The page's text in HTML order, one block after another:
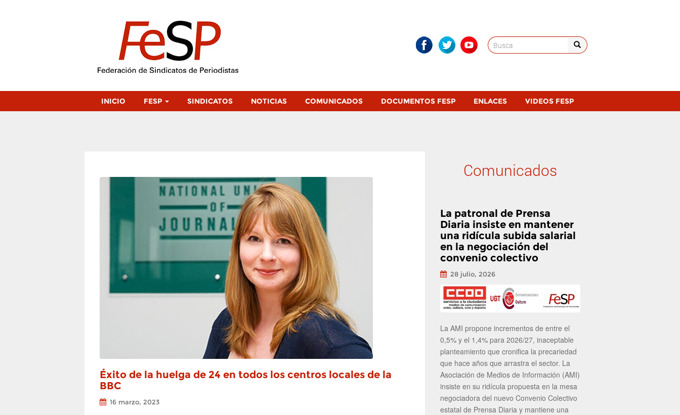
Search
for:
INICIO FESP SINDICATOS NOTICIAS COMUNICADOS DOCUMENTOS FESP ENLACES VIDEOS FESP
Éxito de la huelga de 24 en todos los centros locales de la
BBC
16 marzo, 2023
Comunicados
La patronal de Prensa
Diaria insiste en mantener
una ridícula subida salarial
en la negociación del
convenio colectivo
28 julio, 2026
La AMI propone incrementos de entre el
0,5% y el 1,4% para 2026/27, inaceptable
planteamiento que cronifica la precariedad
que hace años que arrastra el sector. La
Asociación de Medios de Información (AMI)
insiste en su ridícula propuesta en la mesa
negociadora del nuevo Convenio Colectivo
estatal de Prensa Diaria y mantiene una